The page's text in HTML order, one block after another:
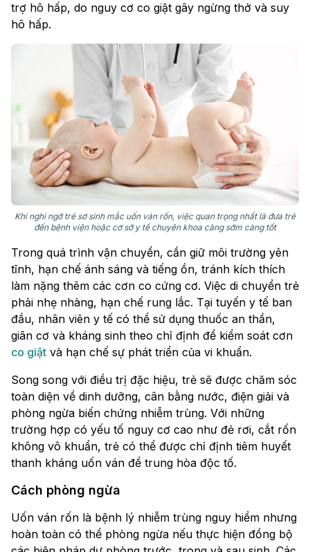
trợ hô hấp, do nguy cơ co giật gây ngừng thở và suy
hô hấp.
Khi nghi ngờ trẻ sơ sinh mắc uốn ván rốn, việc quan trọng nhất là đưa trẻ
đến bệnh viện hoặc cơ sở y tế chuyên khoa càng sớm càng tốt
Trong quá trình vận chuyển, cần giữ môi trường yên
tĩnh, hạn chế ánh sáng và tiếng ồn, tránh kích thích
làm nặng thêm các cơn co cứng cơ. Việc di chuyển trẻ
phải nhẹ nhàng, hạn chế rung lắc. Tại tuyến y tế ban
đầu, nhân viên y tế có thể sử dụng thuốc an thần,
giãn cơ và kháng sinh theo chỉ định để kiểm soát cơn
co giật và hạn chế sự phát triển của vi khuẩn.
Song song với điều trị đặc hiệu, trẻ sẽ được chăm sóc
toàn diện về dinh dưỡng, cân bằng nước, điện giải và
phòng ngừa biến chứng nhiễm trùng. Với những
trường hợp có yếu tố nguy cơ cao như đẻ rơi, cắt rốn
không vô khuẩn, trẻ có thể được chỉ định tiêm huyết
thanh kháng uốn ván để trung hòa độc tố.
Cách phòng ngừa
Uốn ván rốn là bệnh lý nhiễm trùng nguy hiểm nhưng
hoàn toàn có thể phòng ngừa nếu thực hiện đồng bộ